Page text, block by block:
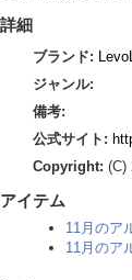
詳細
ブランド:
ジャンル:
備考:
公式サイト:
Copyright: (C)
アイテム
11月のア
11月のア